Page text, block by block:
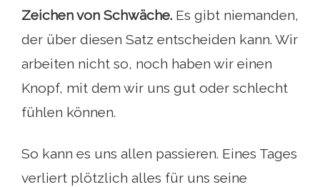
Zeichen von Schwäche. Es gibt niemanden,
der über diesen Satz entscheiden kann. Wir
arbeiten nicht so, noch haben wir einen
Knopf, mit dem wir uns gut oder schlecht
fühlen können.
So kann es uns allen passieren. Eines Tages
verliert plötzlich alles für uns seine